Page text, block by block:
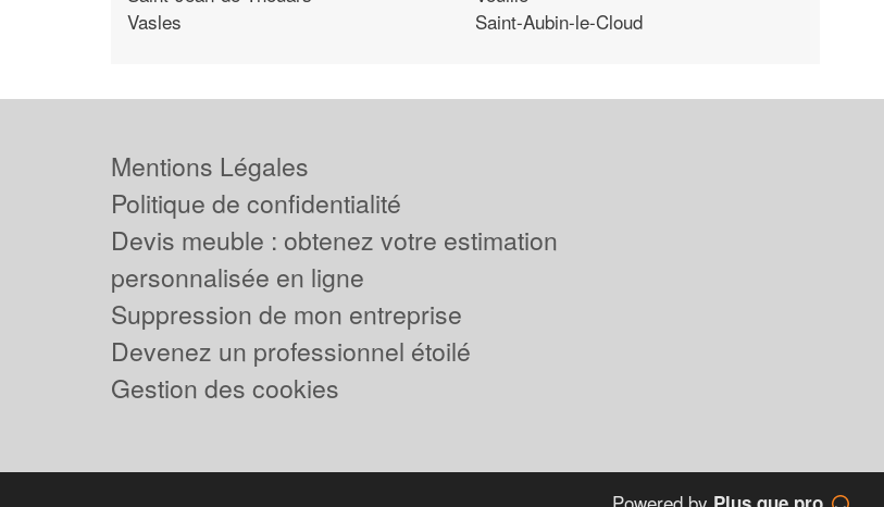
Vasles
Saint-Aubin-le-Cloud
Mentions Légales
Politique de confidentialité
Devis meuble : obtenez votre estimation
personnalisée en ligne
Suppression de mon entreprise
Devenez un professionnel étoilé
Gestion des cookies